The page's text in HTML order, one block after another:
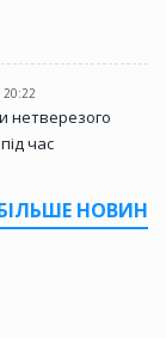
20:22
нетверезого
час
НОВИН